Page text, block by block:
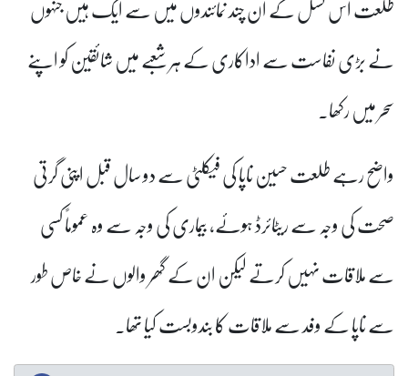
طلعت اس نسل کے ان چند نمائندوں میں سے ایک ہیں جنہوں
نے بڑی نفاست سے اداکاری کے ہر شعبے میں شائقین کو اپنے
سحر میں رکھا۔
واضح رہے طلعت حسین ناپا کی فیکلٹی سے دو سال قبل اپنی گرتی
صحت کی وجہ سے ریٹائرڈ ہوئے، بیماری کی وجہ سے وہ عموماً کسی
سے ملاقات نہیں کرتے لیکن ان کے گھر والوں نے خاص طور
سے ناپا کے وفد سے ملاقات کا بندوبست کیا تھا۔